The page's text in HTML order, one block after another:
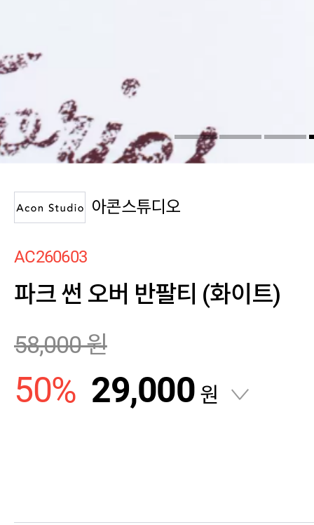
아콘스튜디오
AC260603
파크 썬 오버 반팔티 (화이트)
58,000원
50% 29,000 원